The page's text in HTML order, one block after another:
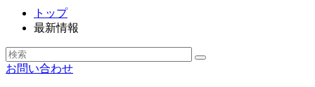
トップ
最新情報
お問い合わせ